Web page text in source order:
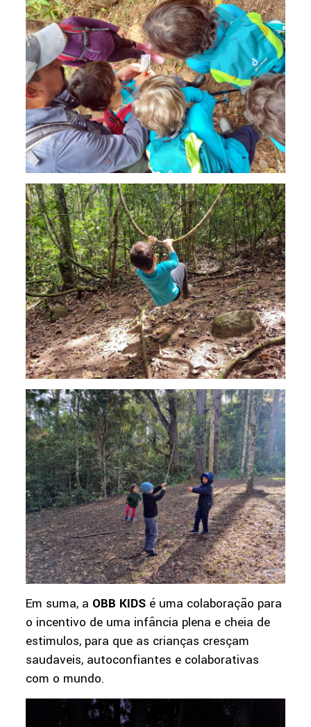
Em suma, a OBB KIDSé uma colaboração para
o incentivo de uma infância plena e cheia de
estimulos, para que as crianças cresçam
saudaveis, autoconfiantes e colaborativas
com o mundo.